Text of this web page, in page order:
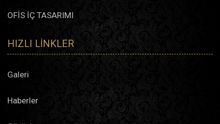
OFİS İÇ TASARIMI
HIZLI LINKLER
Galeri
Haberler